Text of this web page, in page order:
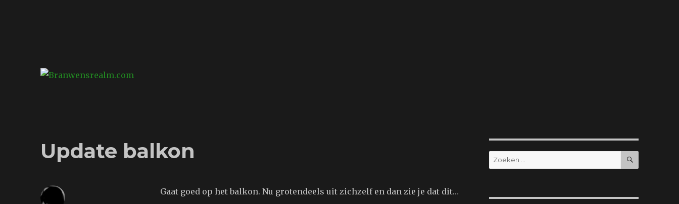
Update balkon
Gaat goed op het balkon. Nu grotendeels uit zichzelf en dan zie je dat dit…
Zoeken
naar:
ZOEKEN